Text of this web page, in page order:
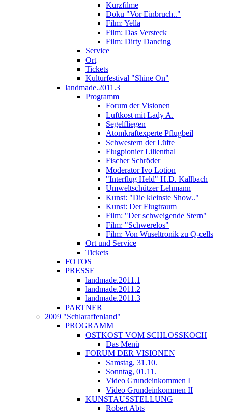
Kurzfilme
Doku "Vor Einbruch.."
Film: Yella
Film: Das Versteck
Film: Dirty Dancing
Service
Ort
Tickets
Kulturfestival "Shine On"
landmade.2011.3
Programm
Forum der Visionen
Luftkost mit Lady A.
Segelfliegen
Atomkraftexperte Pflugbeil
Schwestern der Lüfte
Flugpionier Lilienthal
Fischer Schröder
Moderator Ivo Lotion
"Interflug Held" H.D. Kallbach
Umweltschützer Lehmann
Kunst: "Die kleinste Show.."
Kunst: Der Flugtraum
Film: "Der schweigende Stern"
Film: "Schwerelos"
Film: Von Wuseltronik zu Q-cells
Ort und Service
Tickets
FOTOS
PRESSE
landmade.2011.1
landmade.2011.2
landmade.2011.3
PARTNER
2009 "Schlaraffenland"
PROGRAMM
OSTKOST VOM SCHLOSSKOCH
Das Menü
FORUM DER VISIONEN
Samstag, 31.10.
Sonntag, 01.11.
Video Grundeinkommen I
Video Grundeinkommen II
KUNSTAUSSTELLUNG
Robert Abts